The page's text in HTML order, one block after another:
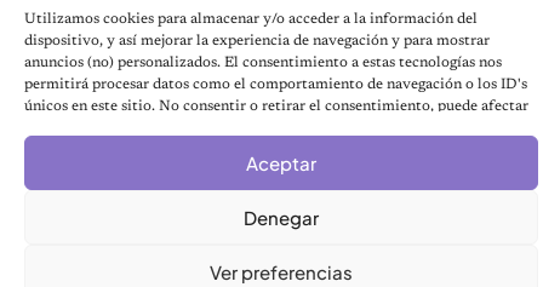
Utilizamos cookies para almacenar y/o acceder a la información del
dispositivo, y así mejorar la experiencia de navegación y para mostrar
anuncios (no) personalizados. El consentimiento a estas tecnologías nos
permitirá procesar datos como el comportamiento de navegación o los ID's
únicos en este sitio. No consentir o retirar el consentimiento, puede afectar
Aceptar
Denegar
Ver preferencias
Política de privacidad